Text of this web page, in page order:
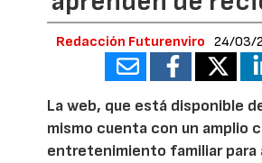
Redacción Futurenviro 24/03/
La web, que está disponible
mismo cuenta con un amplio
entretenimiento familiar para